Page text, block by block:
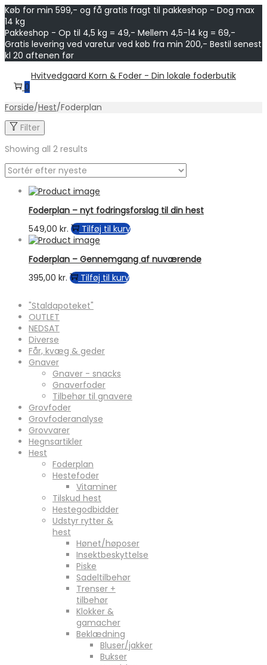
Køb for min 599,- og få gratis fragt til pakkeshop - Dog max
14 kg
Pakkeshop - Op til 4,5 kg = 49,- Mellem 4,5-14 kg = 69,-
Gratis levering ved varetur ved køb fra min 200,- Bestil senest
kl 20 aftenen før
to
to
Hvitvedgaard Korn & Foder - Din lokale foderbutik
0
Forside/Hest/Foderplan
Filter
Showing all 2 results
Foderplan – nyt fodringsforslag til din hest
549,00 kr. Tilføj til kurv
Foderplan – Gennemgang af nuværende
395,00 kr. Tilføj til kurv
"Staldapoteket"
OUTLET
NEDSAT
Diverse
Får, kvæg & geder
Gnaver
Gnaver - snacks
Gnaverfoder
Tilbehør til gnavere
Grovfoder
Grovfoderanalyse
Grovvarer
Hegnsartikler
Hest
Foderplan
Hestefoder
Vitaminer
Tilskud hest
Hestegodbidder
Udstyr rytter &
hest
Hønet/høposer
Insektbeskyttelse
Piske
Sadeltilbehør
Trenser +
tilbehør
Klokker &
gamacher
Beklædning
Bluser/jakker
Bukser